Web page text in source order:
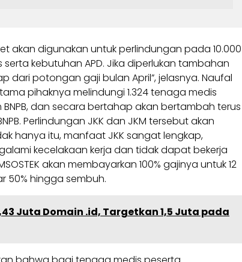
akan digunakan untuk perlindungan pada 10.000
kebutuhan APD. Jika diperlukan tambahan
dari potongan gaji bulan April”, jelasnya. Naufal
pihaknya melindungi 1.324 tenaga medis
dan secara bertahap akan bertambah terus
Perlindungan JKK dan JKM tersebut akan
hanya itu, manfaat JKK sangat lengkap,
kecelakaan kerja dan tidak dapat bekerja
akan membayarkan 100% gajinya untuk 12
50% hingga sembuh.
Juta Domain .id, Targetkan 1,5 Juta pada